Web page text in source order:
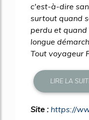
c'est-à-dire
surtout quand
perdu et
longue
Tout voyageur
LIRE LA
Site : https://